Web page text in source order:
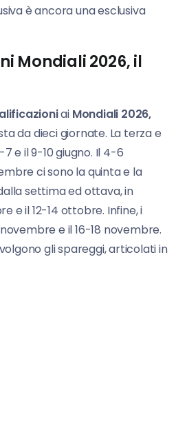
è ancora una esclusiva
Mondiali 2026, il
ai Mondiali 2026,
da dieci giornate. La terza e
e il 9-10 giugno. Il 4-6
ci sono la quinta e la
settima ed ottava, in
e il 12-14 ottobre. Infine, i
e il 16-18 novembre.
gli spareggi, articolati in